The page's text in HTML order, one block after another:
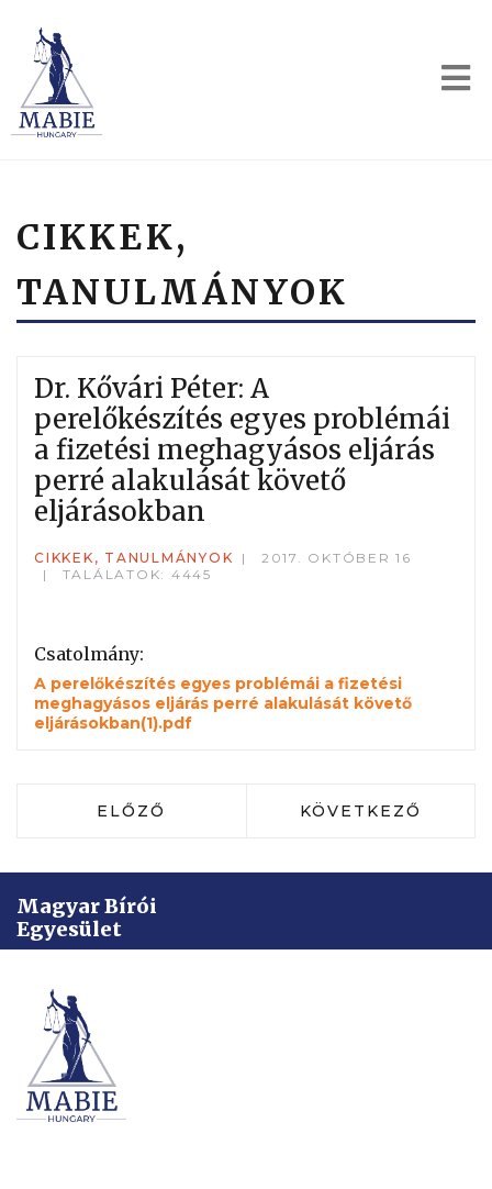
CIKKEK,
TANULMÁNYOK
Dr. Kővári Péter: A
perelőkészítés egyes problémái
a fizetési meghagyásos eljárás
perré alakulását követő
eljárásokban
CIKKEK, TANULMÁNYOK
2017. OKTÓBER 16
TALÁLATOK: 4445
Csatolmány:
A perelőkészítés egyes problémái a fizetési
meghagyásos eljárás perré alakulását követő
eljárásokban(1).pdf
ELŐZŐ CIKK: DR.TÓTH ZSUZSANNA: A
ELŐZŐ KÖVETKEZŐ CIKK:
KÖVETKEZŐ
Magyar Bírói
Egyesület